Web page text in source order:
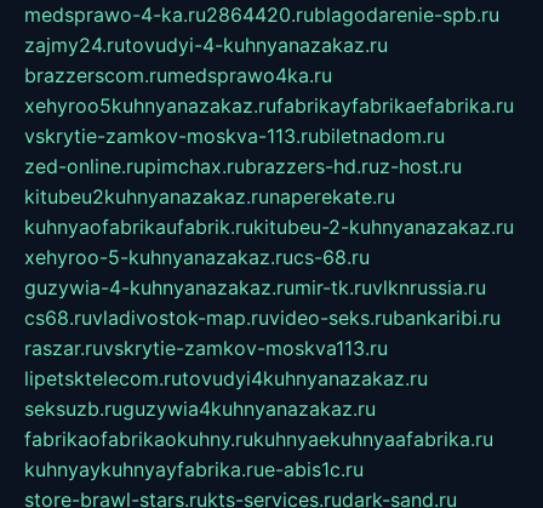
medsprawo-4-ka.ru2864420.rublagodarenie-spb.ru
zajmy24.rutovudyi-4-kuhnyanazakaz.ru
brazzerscom.rumedsprawo4ka.ru
xehyroo5kuhnyanazakaz.rufabrikayfabrikaefabrika.ru
vskrytie-zamkov-moskva-113.rubiletnadom.ru
zed-online.rupimchax.rubrazzers-hd.ruz-host.ru
kitubeu2kuhnyanazakaz.runaperekate.ru
kuhnyaofabrikaufabrik.rukitubeu-2-kuhnyanazakaz.ru
xehyroo-5-kuhnyanazakaz.rucs-68.ru
guzywia-4-kuhnyanazakaz.rumir-tk.ruvlknrussia.ru
cs68.ruvladivostok-map.ruvideo-seks.rubankaribi.ru
raszar.ruvskrytie-zamkov-moskva113.ru
lipetsktelecom.rutovudyi4kuhnyanazakaz.ru
seksuzb.ruguzywia4kuhnyanazakaz.ru
fabrikaofabrikaokuhny.rukuhnyaekuhnyaafabrika.ru
kuhnyaykuhnyayfabrika.rue-abis1c.ru
store-brawl-stars.rukts-services.rudark-sand.ru